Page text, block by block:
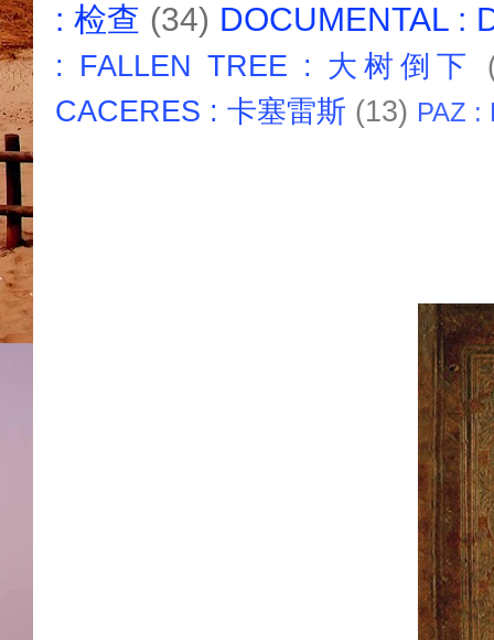
: 检查 (34) DOCUMENTAL :
: FALLEN TREE : 大树倒下
CACERES : 卡塞雷斯 (13) PAZ :